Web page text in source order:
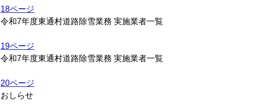
18ページ
令和7年度東通村道路除雪業務 実施業者一覧
19ページ
令和7年度東通村道路除雪業務 実施業者一覧
20ページ
おしらせ